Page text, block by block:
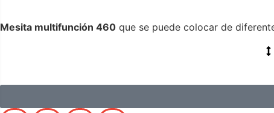
Mesita multifunción 460 que se puede colocar de